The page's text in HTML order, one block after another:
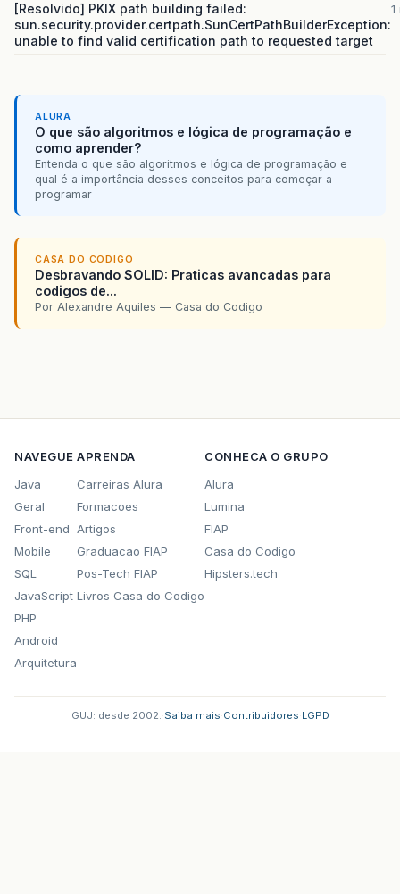
[Resolvido] PKIX path building failed:
sun.security.provider.certpath.SunCertPathBuilderException:
unable to find valid certification path to requested target
ALURA
O que são algoritmos e lógica de programação e
como aprender?
Entenda o que são algoritmos e lógica de programação e
qual é a importância desses conceitos para começar a
programar
CASA DO CODIGO
Desbravando SOLID: Praticas avancadas para
codigos de...
Por Alexandre Aquiles — Casa do Codigo
NAVEGUE
Java
Geral
Front-end
Mobile
SQL
JavaScript
PHP
Android
Arquitetura
APRENDA
Carreiras Alura
Formacoes
Artigos
Graduacao FIAP
Pos-Tech FIAP
Livros Casa do Codigo
CONHECA O GRUPO
Alura
Lumina
FIAP
Casa do Codigo
Hipsters.tech
GUJ: desde 2002. Saiba mais Contribuidores LGPD